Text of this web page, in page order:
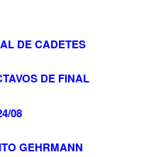
DE CADETES
DE FINAL
08
GEHRMANN